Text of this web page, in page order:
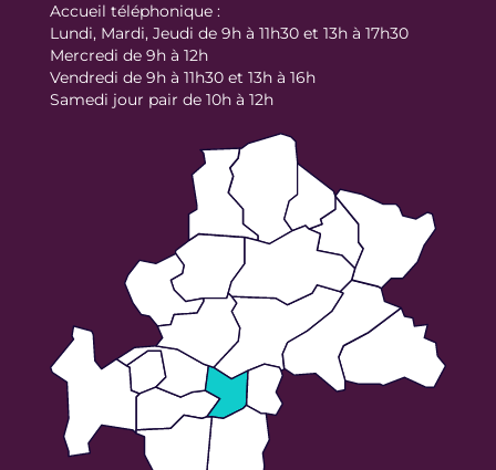
Accueil téléphonique :
Lundi, Mardi, Jeudi de 9h à 11h30 et 13h à 17h30
Mercredi de 9h à 12h
Vendredi de 9h à 11h30 et 13h à 16h
Samedi jour pair de 10h à 12h